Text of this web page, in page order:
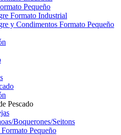
Pequeño
Formato Industrial
y Condimentos Formato Pequeño
Pescado
Boquerones/Seitons
Pequeño